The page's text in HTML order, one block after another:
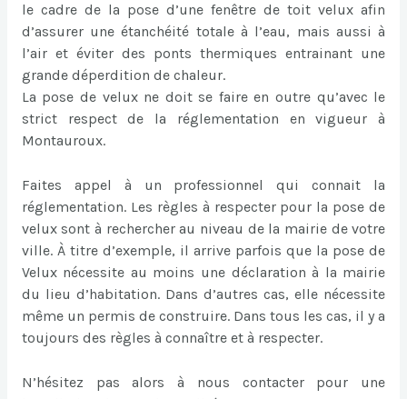
le cadre de la pose d’une fenêtre de toit velux afin
d’assurer une étanchéité totale à l’eau, mais aussi à
l’air et éviter des ponts thermiques entrainant une
grande déperdition de chaleur.
La pose de velux ne doit se faire en outre qu’avec le
strict respect de la réglementation en vigueur à
Montauroux.
Faites appel à un professionnel qui connait la
réglementation. Les règles à respecter pour la pose de
velux sont à rechercher au niveau de la mairie de votre
ville. À titre d’exemple, il arrive parfois que la pose de
Velux nécessite au moins une déclaration à la mairie
du lieu d’habitation. Dans d’autres cas, elle nécessite
même un permis de construire. Dans tous les cas, il y a
toujours des règles à connaître et à respecter.
N’hésitez pas alors à nous contacter pour une